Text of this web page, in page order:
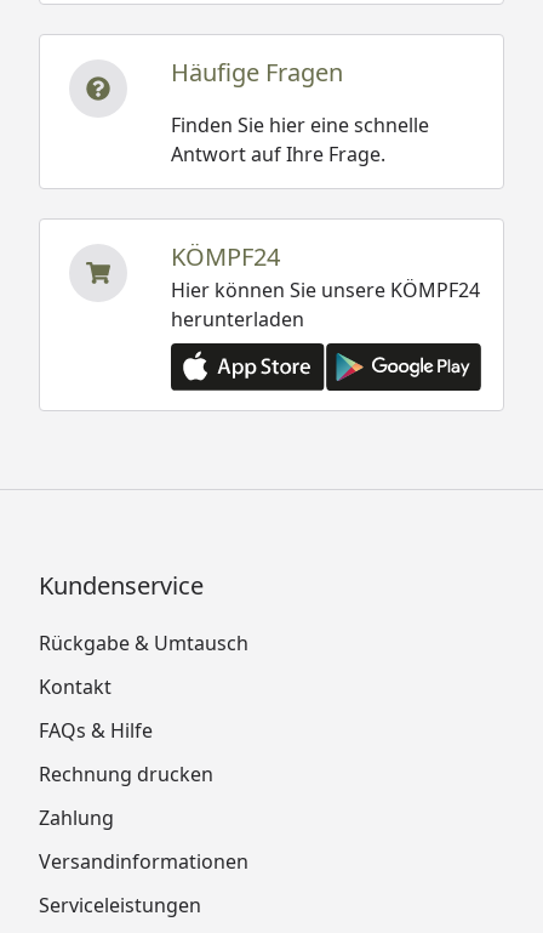
Häufige Fragen
Finden Sie hier eine schnelle
Antwort auf Ihre Frage.
KÖMPF24
Hier können Sie unsere KÖMPF24
herunterladen
Kundenservice
Rückgabe & Umtausch
Kontakt
FAQs & Hilfe
Rechnung drucken
Zahlung
Versandinformationen
Serviceleistungen